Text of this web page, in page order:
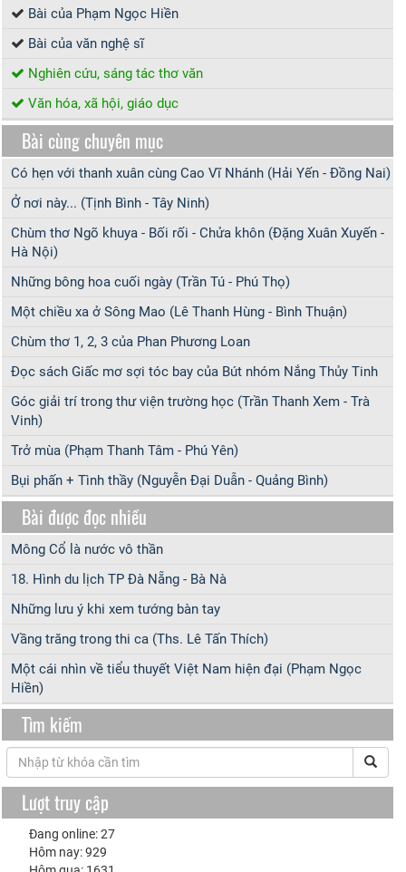
Bài của Phạm Ngọc Hiền
Bài của văn nghệ sĩ
Nghiên cứu, sáng tác thơ văn
Văn hóa, xã hội, giáo dục
Bài cùng chuyên mục
Có hẹn với thanh xuân cùng Cao Vĩ Nhánh (Hải Yến - Đồng Nai)
Ở nơi này... (Tịnh Bình - Tây Ninh)
Chùm thơ Ngõ khuya - Bối rối - Chửa khôn (Đặng Xuân Xuyến -
Hà Nội)
Những bông hoa cuối ngày (Trần Tú - Phú Thọ)
Một chiều xa ở Sông Mao (Lê Thanh Hùng - Bình Thuận)
Chùm thơ 1, 2, 3 của Phan Phương Loan
Đọc sách Giấc mơ sợi tóc bay của Bút nhóm Nắng Thủy Tinh
Góc giải trí trong thư viện trường học (Trần Thanh Xem - Trà
Vinh)
Trở mùa (Phạm Thanh Tâm - Phú Yên)
Bụi phấn + Tình thầy (Nguyễn Đại Duẫn - Quảng Bình)
Bài được đọc nhiều
Mông Cổ là nước vô thần
18. Hình du lịch TP Đà Nẵng - Bà Nà
Những lưu ý khi xem tướng bàn tay
Vầng trăng trong thi ca (Ths. Lê Tấn Thích)
Một cái nhìn về tiểu thuyết Việt Nam hiện đại (Phạm Ngọc
Hiền)
Tìm kiếm
Lượt truy cập
Đang online: 27
Hôm nay: 929